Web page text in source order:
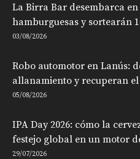
La Birra Bar desembarca
hamburguesas y sortearán
03/08/2026
Robo automotor en Lanús:
allanamiento y recuperan
05/08/2026
IPA Day 2026: cómo la
festejo global en un motor
29/07/2026